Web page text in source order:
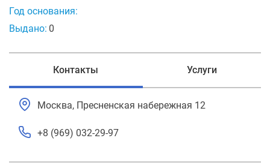
Год основания:
Выдано: 0
Контакты Услуги
Москва, Пресненская набережная 12
+8 (969) 032-29-97